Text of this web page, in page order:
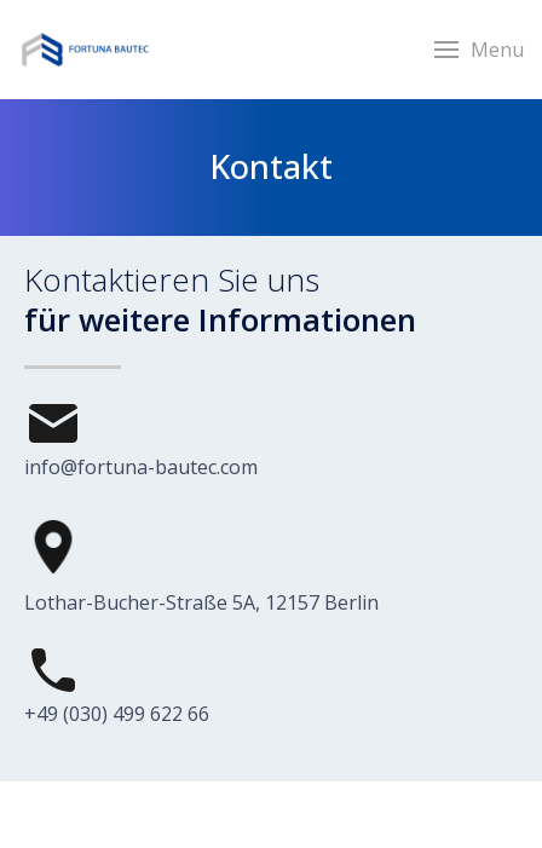
Menu
Kontakt
Kontaktieren Sie uns
für weitere Informationen
info@fortuna-bautec.com
Lothar-Bucher-Straße 5A, 12157 Berlin
+49 (030) 499 622 66